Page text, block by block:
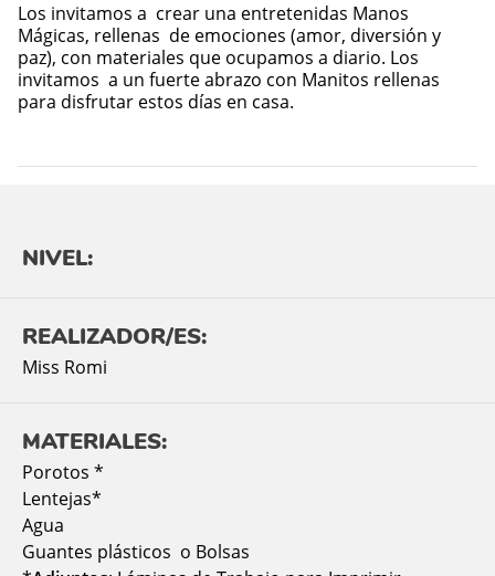
Los invitamos a crear una entretenidas Manos
Mágicas, rellenas de emociones (amor, diversión y
paz), con materiales que ocupamos a diario. Los
invitamos a un fuerte abrazo con Manitos rellenas
para disfrutar estos días en casa.
NIVEL:
REALIZADOR/ES:
Miss Romi
MATERIALES:
Porotos *
Lentejas*
Agua
Guantes plásticos o Bolsas